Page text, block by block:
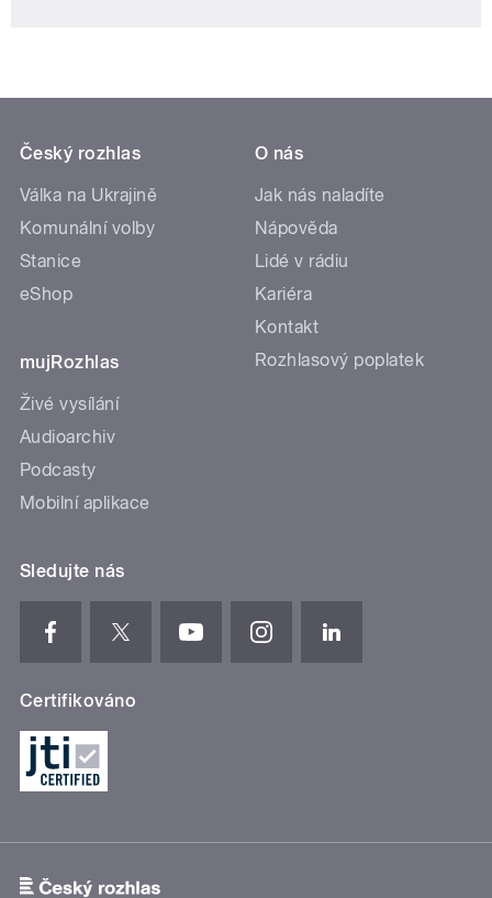
Český rozhlas
Válka na Ukrajině
Komunální volby
Stanice
eShop
mujRozhlas
Živé vysílání
Audioarchiv
Podcasty
Mobilní aplikace
O nás
Jak nás naladíte
Nápověda
Lidé v rádiu
Kariéra
Kontakt
Rozhlasový poplatek
Sledujte nás
Certifikováno